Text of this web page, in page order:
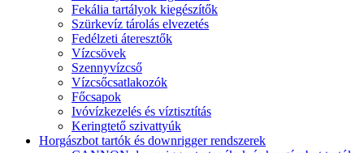
Fekália tartályok kiegészítők
Szürkevíz tárolás elvezetés
Fedélzeti áteresztők
Vízcsövek
Szennyvízcső
Vízcsőcsatlakozók
Főcsapok
Ivóvízkezelés és víztisztítás
Keringtető szivattyúk
Horgászbot tartók és downrigger rendszerek